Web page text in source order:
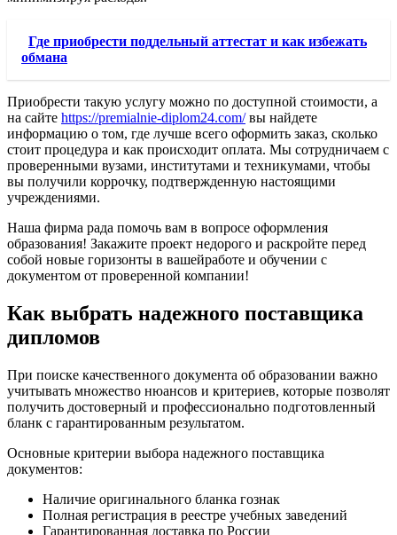
Где приобрести поддельный аттестат и как избежать
обмана
Приобрести такую услугу можно по доступной стоимости, а
на сайте https://premialnie-diplom24.com/вы найдете
информацию о том, где лучше всего оформить заказ, сколько
стоит процедура и как происходит оплата. Мы сотрудничаем с
проверенными вузами, институтами и техникумами, чтобы
вы получили коррочку, подтвержденную настоящими
учреждениями.
Наша фирма рада помочь вам в вопросе оформления
образования! Закажите проект недорого и раскройте перед
собой новые горизонты в вашейработе и обучении с
документом от проверенной компании!
Как выбрать надежного поставщика
дипломов
При поиске качественного документа об образовании важно
учитывать множество нюансов и критериев, которые позволят
получить достоверный и профессионально подготовленный
бланк с гарантированным результатом.
Основные критерии выбора надежного поставщика
документов:
Наличие оригинального бланка гознак
Полная регистрация в реестре учебных заведений
Гарантированная доставка по России